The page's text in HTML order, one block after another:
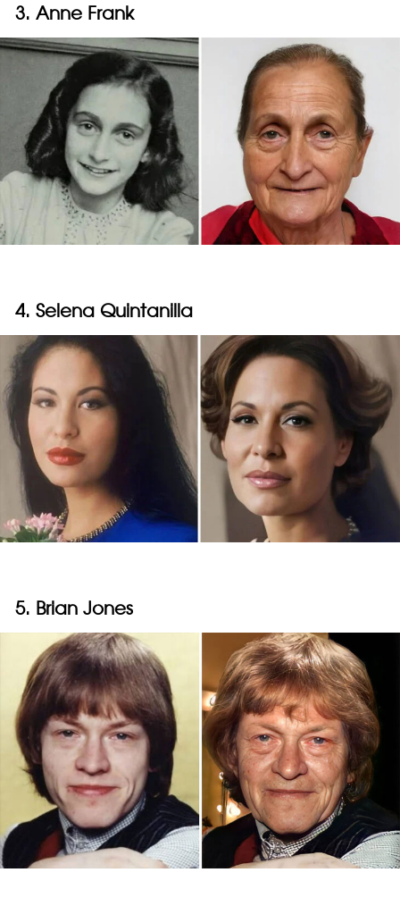
3. Anne Frank
4. Selena Quintanilla
5. Brian Jones